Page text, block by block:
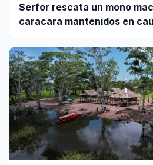
Serfor rescata un mono
caracara mantenidos en